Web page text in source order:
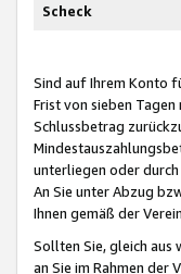
Scheck
Sind auf Ihrem Konto
Frist von sieben
Schlussbetrag
unterliegen oder
An Sie unter Abzug
Ihnen gemäß der
Sollten Sie, gleich aus
an Sie im Rahmen der